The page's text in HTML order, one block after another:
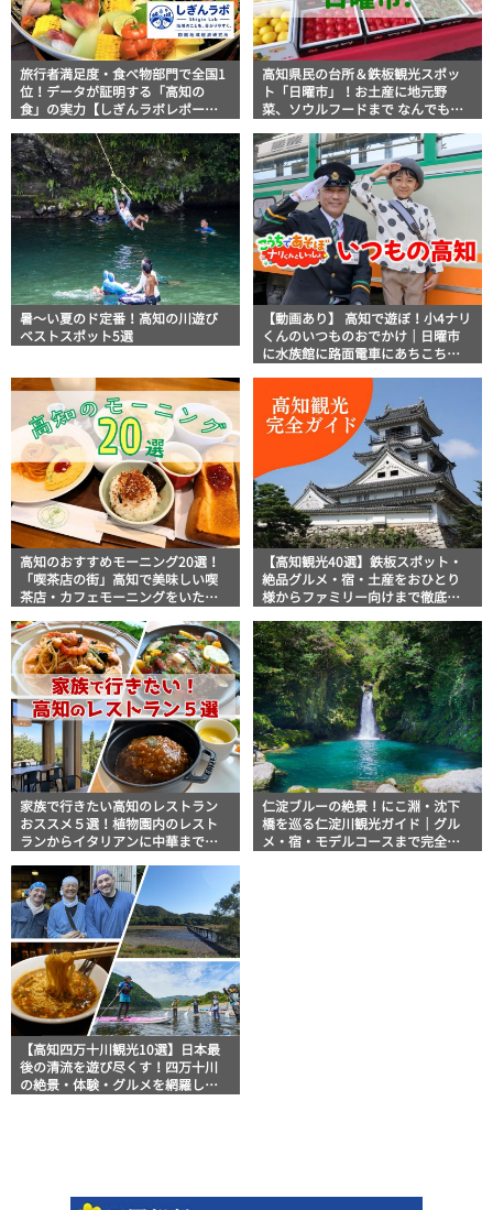
旅行者満足度・食べ物部門で全国1
位！データが証明する「高知の
食」の実力【しぎんラボレポー
高知県民の台所＆鉄板観光スポッ
ト「日曜市」！お土産に地元野
菜、ソウルフードまで なんでもそ
説！
暑～い夏のド定番！高知の川遊び
ベストスポット5選
【動画あり】 高知で遊ぼ！小4ナリ
くんのいつものおでかけ｜日曜市
に水族館に路面電車にあちこち巡
高知のおすすめモーニング20選！
「喫茶店の街」高知で美味しい喫
茶店・カフェモーニングをいただ
【高知観光40選】鉄板スポット・
絶品グルメ・宿・土産をおひとり
様からファミリー向けまで徹底解
家族で行きたい高知のレストラン
おススメ５選！植物園内のレスト
ランからイタリアンに中華まで楽
仁淀ブルーの絶景！にこ淵・沈下
橋を巡る仁淀川観光ガイド｜グル
メ・宿・モデルコースまで完全網
【高知四万十川観光10選】日本最
後の清流を遊び尽くす！四万十川
の絶景・体験・グルメを網羅した